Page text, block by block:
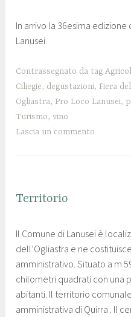
,
LANUSEI
8
M
g
g
i
o
2
r
o
o
c
o
l
a
In arrivo la 36esima
Lanusei.
Contrassegnato da tag
Ciliegie, degustazioni, Fiera
Ogliastra, Pro Loco Lanusei,
Turismo,vino
Lascia un commento
LANUSEI
Territorio
7
M
a
g
g
i
r
o
l
o
c
o
Il Comune di Lanusei è
dell’Ogliastra e ne
amministrativo. Situato a m
chilometri quadrati con una
abitanti. Il territorio
amministrativa di Quirra . Il